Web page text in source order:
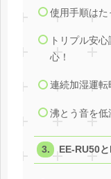
使用手順はた
トリプル安
心！
連続加湿運転
沸とう音を低
EE-RU50